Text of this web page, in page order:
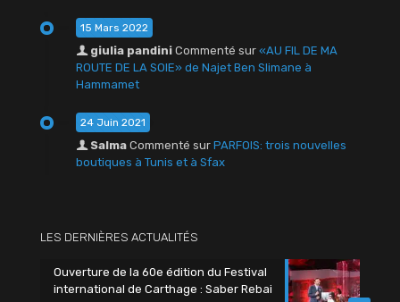
15 Mars 2022
giulia pandini Commenté sur «AU FIL DE MA
ROUTE DE LA SOIE» de Najet Ben Slimane à
Hammamet
24 Juin 2021
Salma Commenté sur PARFOIS: trois nouvelles
boutiques à Tunis et à Sfax
LES DERNIÈRES ACTUALITÉS
Ouverture de la 60e édition du Festival
international de Carthage : Saber Rebai